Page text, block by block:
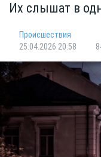
Их слышат в
Происшествия
25.04.2026 20:58